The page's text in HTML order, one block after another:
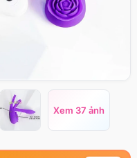
Xem 37 ảnh